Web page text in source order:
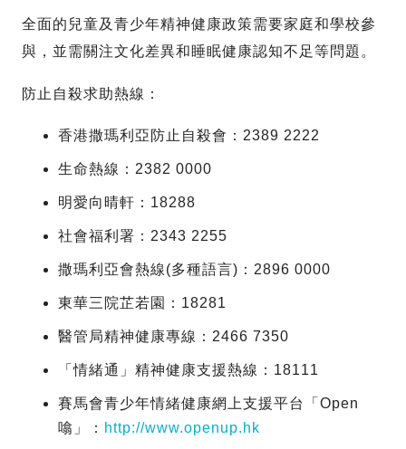
全面的兒童及青少年精神健康政策需要家庭和學校參
與，並需關注文化差異和睡眠健康認知不足等問題。
防止自殺求助熱線：
香港撒瑪利亞防止自殺會：2389 2222
生命熱線：2382 0000
明愛向晴軒：18288
社會福利署：2343 2255
撒瑪利亞會熱線(多種語言)：2896 0000
東華三院芷若園：18281
醫管局精神健康專線：2466 7350
「情緒通」精神健康支援熱線：18111
賽馬會青少年情緒健康網上支援平台「Open
噏」： http://www.openup.hk